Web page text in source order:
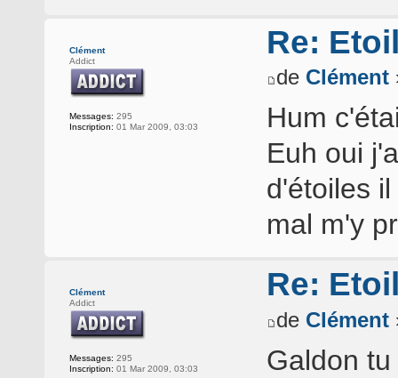
Clément
Addict
Messages: 295
Inscription: 01 Mar 2009, 03:03
Re:
de Clément
Hum
Euh oui
d'étoiles
mal m'y
Clément
Addict
Messages: 295
Inscription: 01 Mar 2009, 03:03
Re:
de Clément
Galdon